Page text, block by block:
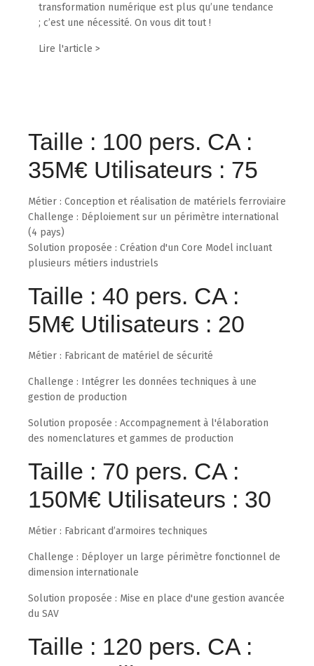
transformation numérique est plus qu’une tendance
; c’est une nécessité. On vous dit tout !
Lire l'article >
Taille : 100 pers. CA :
35M€ Utilisateurs : 75
Métier : Conception et réalisation de matériels ferroviaire
Challenge : Déploiement sur un périmètre international
(4 pays)
Solution proposée : Création d'un Core Model incluant
plusieurs métiers industriels
Taille : 40 pers. CA :
5M€ Utilisateurs : 20
Métier : Fabricant de matériel de sécurité
Challenge : Intégrer les données techniques à une
gestion de production
Solution proposée : Accompagnement à l'élaboration
des nomenclatures et gammes de production
Taille : 70 pers. CA :
150M€ Utilisateurs : 30
Métier : Fabricant d’armoires techniques
Challenge : Déployer un large périmètre fonctionnel de
dimension internationale
Solution proposée : Mise en place d'une gestion avancée
du SAV
Taille : 120 pers. CA :